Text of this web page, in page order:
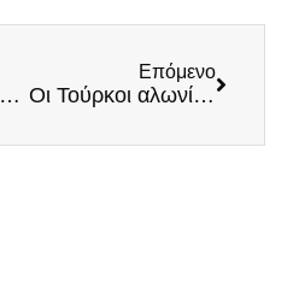
Ελληνικά όπλα ξανά στην Ουκρανία δια στόματος Λόιντ Όστιν: «Η Ελλάδα συμφώνησε να στείλει πυροβόλα στην Ουκρανία κατά των ρωσικών δυνάμεων»
Επόμενο
Οι Τούρκοι αλωνίζουν στο Αιγαίο και η κυβέρνηση οπισθοχωρεί! – Παρέμβαση από το Ναύαρχο, Μιχάλη Παναγιωτόπουλο!